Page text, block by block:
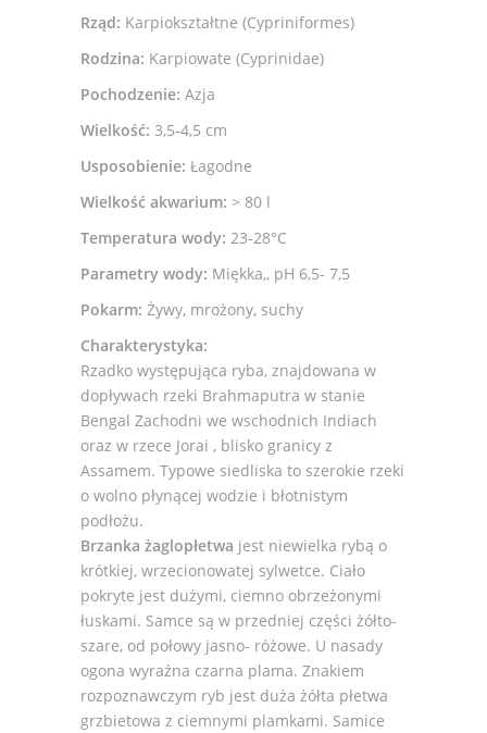
Rząd: Karpiokształtne (Cypriniformes)
Rodzina: Karpiowate (Cyprinidae)
Pochodzenie: Azja
Wielkość: 3,5-4,5 cm
Usposobienie: Łagodne
Wielkość akwarium: > 80 l
Temperatura wody: 23-28°C
Parametry wody: Miękka,, pH 6,5- 7,5
Pokarm: Żywy, mrożony, suchy
Charakterystyka:
Rzadko występująca ryba, znajdowana w
dopływach rzeki Brahmaputra w stanie
Bengal Zachodni we wschodnich Indiach
oraz w rzece Jorai , blisko granicy z
Assamem. Typowe siedliska to szerokie rzeki
o wolno płynącej wodzie i błotnistym
podłożu.
Brzanka żaglopłetwa jest niewielka rybą o
krótkiej, wrzecionowatej sylwetce. Ciało
pokryte jest dużymi, ciemno obrzeżonymi
łuskami. Samce są w przedniej części żółto-
szare, od połowy jasno- różowe. U nasady
ogona wyraźna czarna plama. Znakiem
rozpoznawczym ryb jest duża żółta płetwa
grzbietowa z ciemnymi plamkami. Samice